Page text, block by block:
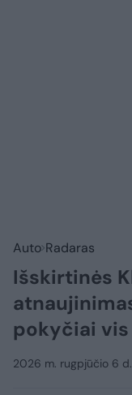
Auto Radaras
Išskirtinės
pokyčiai
2026 m. rugpjūčio 6 d.